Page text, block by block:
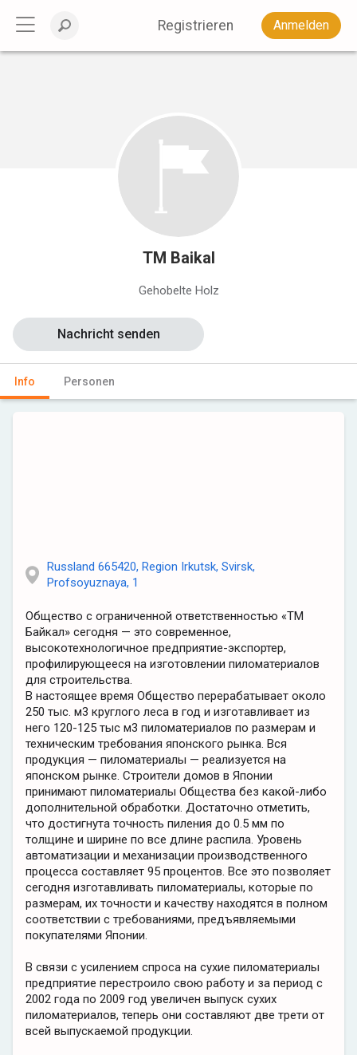
Registrieren Anmelden
TM Baikal
Gehobelte Holz
Info Personen
Nachricht senden
Russland 665420, Region Irkutsk, Svirsk,
Profsoyuznaya, 1
Общество с ограниченной ответственностью «ТМ
Байкал» сегодня — это современное,
высокотехнологичное предприятие-экспортер,
профилирующееся на изготовлении пиломатериалов
для строительства.
В настоящее время Общество перерабатывает около
250 тыс. м3 круглого леса в год и изготавливает из
него 120-125 тыс м3 пиломатериалов по размерам и
техническим требования японского рынка. Вся
продукция — пиломатериалы — реализуется на
японском рынке. Строители домов в Японии
принимают пиломатериалы Общества без какой-либо
дополнительной обработки. Достаточно отметить,
что достигнута точность пиления до 0.5 мм по
толщине и ширине по все длине распила. Уровень
автоматизации и механизации производственного
процесса составляет 95 процентов. Все это позволяет
сегодня изготавливать пиломатериалы, которые по
размерам, их точности и качеству находятся в полном
соответствии с требованиями, предъявляемыми
покупателями Японии.
В связи с усилением спроса на сухие пиломатериалы
предприятие перестроило свою работу и за период с
2002 года по 2009 год увеличен выпуск сухих
пиломатериалов, теперь они составляют две трети от
всей выпускаемой продукции.